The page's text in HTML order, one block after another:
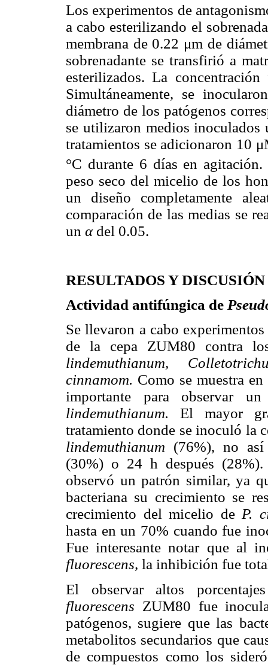
Los experimentos de
a cabo esterilizando el
membrana de 0.22 μm de
sobrenadante se transfirió a
esterilizados. La
Simultáneamente, se
diámetro de los patógenos
se utilizaron medios inoculados
tratamientos se adicionaron 10
°C durante 6 días en
peso seco del micelio de los
un diseño completamente
comparación de las medias se
un αdel 0.05.
RESULTADOS Y DISCUSIÓN
Actividad antifúngica de
Se llevaron a cabo
de la cepa ZUM80 contra
lindemuthianum,
cinnamom. Como se muestra
importante para observar
lindemuthianum. El mayor
tratamiento donde se inoculó la
lindemuthianum (76%), no así
(30%) o 24 h después
observó un patrón similar, ya
bacteriana su crecimiento se
crecimiento del micelio de P.
hasta en un 70% cuando fue
Fue interesante notar que al
fluorescens, la inhibición fue
El observar altos
fluorescens ZUM80 fue
patógenos, sugiere que las
metabolitos secundarios que
de compuestos como los